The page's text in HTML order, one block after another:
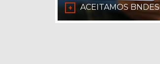
+ ACEITAMOS BNDES